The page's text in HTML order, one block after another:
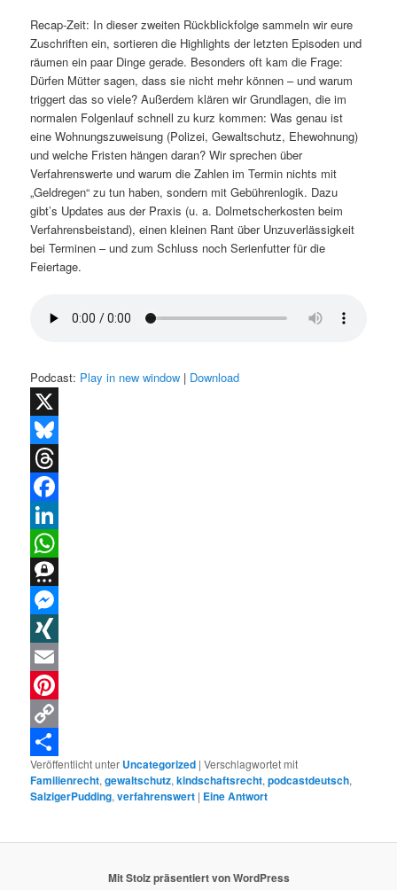
Recap-Zeit: In dieser zweiten Rückblickfolge sammeln wir eure
Zuschriften ein, sortieren die Highlights der letzten Episoden und
räumen ein paar Dinge gerade. Besonders oft kam die Frage:
Dürfen Mütter sagen, dass sie nicht mehr können – und warum
triggert das so viele? Außerdem klären wir Grundlagen, die im
normalen Folgenlauf schnell zu kurz kommen: Was genau ist
eine Wohnungszuweisung (Polizei, Gewaltschutz, Ehewohnung)
und welche Fristen hängen daran? Wir sprechen über
Verfahrenswerte und warum die Zahlen im Termin nichts mit
„Geldregen“ zu tun haben, sondern mit Gebührenlogik. Dazu
gibt’s Updates aus der Praxis (u. a. Dolmetscherkosten beim
Verfahrensbeistand), einen kleinen Rant über Unzuverlässigkeit
bei Terminen – und zum Schluss noch Serienfutter für die
Feiertage.
Podcast: Play in new window | Download
X
Bluesky
Threads
Facebook
LinkedIn
WhatsApp
Threema
Messenger
XING
Email
Pinterest
Copy
Link
Teilen
Veröffentlicht unter Uncategorized |Verschlagwortet mit
Familienrecht,gewaltschutz,kindschaftsrecht,podcastdeutsch,
SalzigerPudding,verfahrenswert | EineAntwort
Mit Stolz präsentiert von WordPress